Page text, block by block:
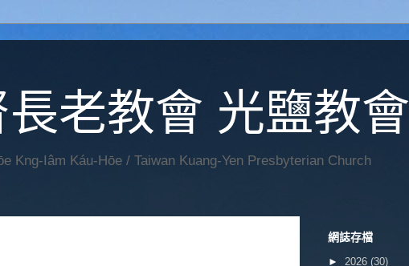
老教會 光鹽教會
Kng-Iâm Káu-Hōe / Taiwan Kuang-Yen Presbyterian Church
網誌存檔
► 2026 (30)